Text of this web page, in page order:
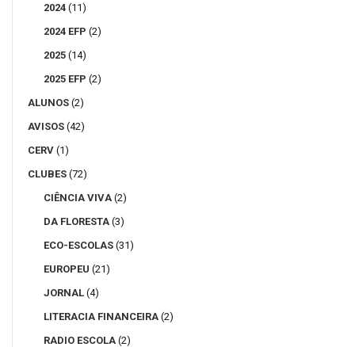
2024 (11)
2024 EFP (2)
2025 (14)
2025 EFP (2)
ALUNOS (2)
AVISOS (42)
CERV (1)
CLUBES (72)
CIÊNCIA VIVA (2)
DA FLORESTA (3)
ECO-ESCOLAS (31)
EUROPEU (21)
JORNAL (4)
LITERACIA FINANCEIRA (2)
RADIO ESCOLA (2)